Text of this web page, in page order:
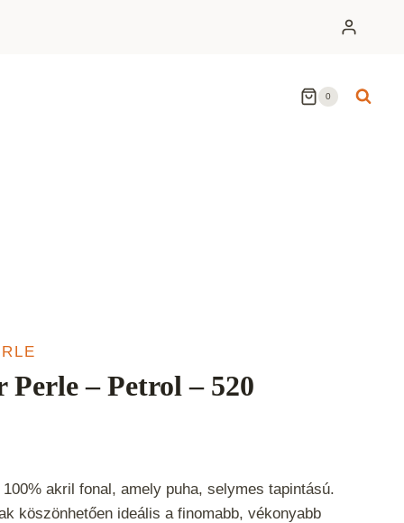
0
– Petrol – 520
akril fonal, amely puha, selymes tapintású.
köszönhetően ideális a finomabb, vékonyabb